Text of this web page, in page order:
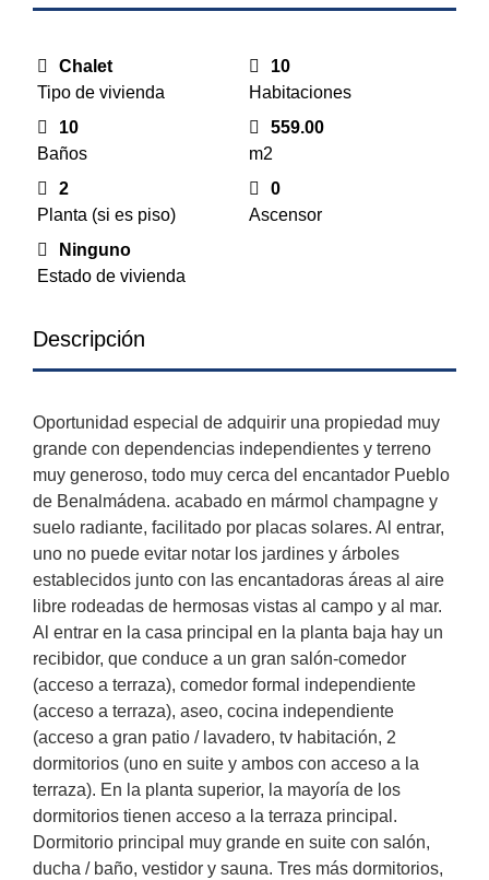
Chalet
Tipo de vivienda
10
Habitaciones
10
Baños
559.00
m2
2
Planta (si es piso)
0
Ascensor
Ninguno
Estado de vivienda
Descripción
Oportunidad especial de adquirir una propiedad muy
grande con dependencias independientes y terreno
muy generoso, todo muy cerca del encantador Pueblo
de Benalmádena. acabado en mármol champagne y
suelo radiante, facilitado por placas solares. Al entrar,
uno no puede evitar notar los jardines y árboles
establecidos junto con las encantadoras áreas al aire
libre rodeadas de hermosas vistas al campo y al mar.
Al entrar en la casa principal en la planta baja hay un
recibidor, que conduce a un gran salón-comedor
(acceso a terraza), comedor formal independiente
(acceso a terraza), aseo, cocina independiente
(acceso a gran patio / lavadero, tv habitación, 2
dormitorios (uno en suite y ambos con acceso a la
terraza). En la planta superior, la mayoría de los
dormitorios tienen acceso a la terraza principal.
Dormitorio principal muy grande en suite con salón,
ducha / baño, vestidor y sauna. Tres más dormitorios,